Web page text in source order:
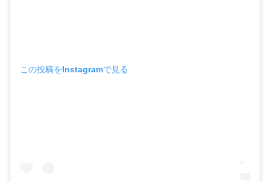
この投稿をInstagramで見る